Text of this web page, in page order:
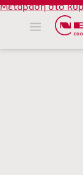
Μετάβαση στο